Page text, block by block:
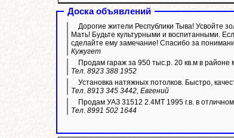
Доска объявлений
Дорогие жители Республики Тыва! Усвойте
Мать! Будьте культурными и воспитанными.
сделайте ему замечание! Спасибо за
Кужугет
Продам гараж за 950 тыс.р. 20 кв.м в районе
Тел. 8923 388 1952
Установка натяжных потолков. Быстро,
Тел. 8913 345 3442, Евгений
Продам УАЗ 31512 2.4МТ 1995 г.в. в
Тел. 8991 502 1644